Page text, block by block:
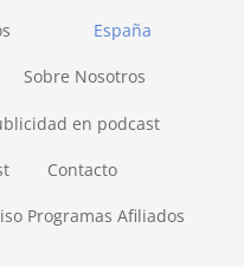
España
Sobre Nosotros
en podcast
Contacto
Programas Afiliados